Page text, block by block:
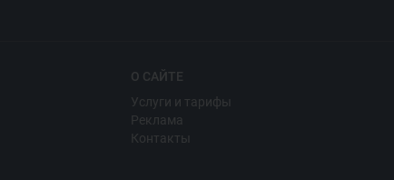
О САЙТЕ
Услуги и тарифы
Реклама
Контакты